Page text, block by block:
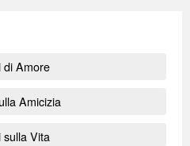
di Amore
Amicizia
sulla Vita